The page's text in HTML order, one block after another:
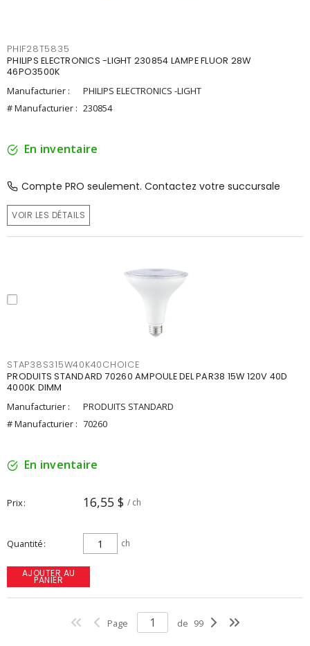
PHIF28T5835
PHILIPS ELECTRONICS -LIGHT 230854 LAMPE FLUOR 28W
46PO3500K
Manufacturier :
PHILIPS ELECTRONICS -LIGHT
# Manufacturier : 230854
En inventaire
Compte PRO seulement. Contactez votre succursale
VOIR LES DÉTAILS
STAP38S315W40K40CHOICE
PRODUITS STANDARD 70260 AMPOULE DEL PAR38 15W 120V 40D
4000K DIMM
Manufacturier :
PRODUITS STANDARD
# Manufacturier : 70260
En inventaire
Prix 16,55 $ / ch
Quantité ch
AJOUTER AU
PANIER
Page de 99